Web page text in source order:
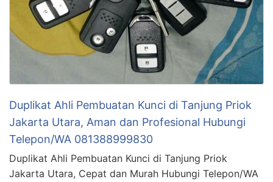
Duplikat Ahli Pembuatan Kunci di Tanjung Priok
Jakarta Utara, Aman dan Profesional Hubungi
Telepon/WA 081388999830
Duplikat Ahli Pembuatan Kunci di Tanjung Priok
Jakarta Utara, Cepat dan Murah Hubungi Telepon/WA